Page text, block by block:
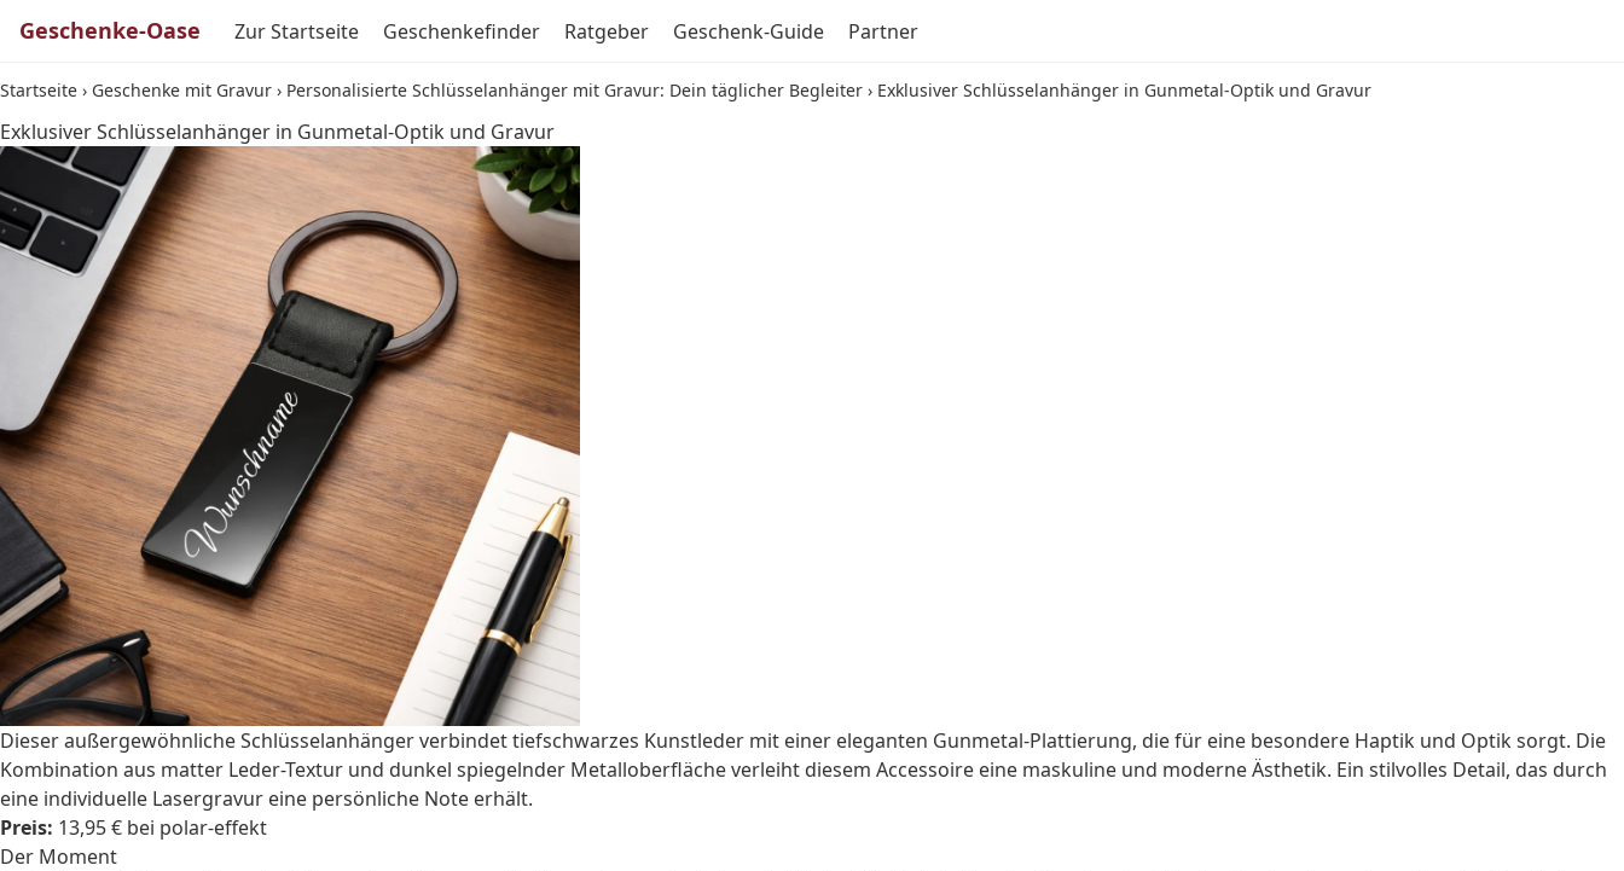
Geschenke-Oase Zur Startseite Geschenkefinder Ratgeber Geschenk-Guide Partner
Startseite › Geschenke mit Gravur › Personalisierte Schlüsselanhänger mit Gravur: Dein täglicher Begleiter › Exklusiver Schlüsselanhänger in Gunmetal-Optik und Gravur
Exklusiver Schlüsselanhänger in Gunmetal-Optik und Gravur
Dieser außergewöhnliche Schlüsselanhänger verbindet tiefschwarzes Kunstleder mit einer eleganten Gunmetal-Plattierung, die für eine besondere Haptik und Optik sorgt. Die
Kombination aus matter Leder-Textur und dunkel spiegelnder Metalloberfläche verleiht diesem Accessoire eine maskuline und moderne Ästhetik. Ein stilvolles Detail, das durch
eine individuelle Lasergravur eine persönliche Note erhält.
Preis: 13,95 € bei polar-effekt
Der Moment